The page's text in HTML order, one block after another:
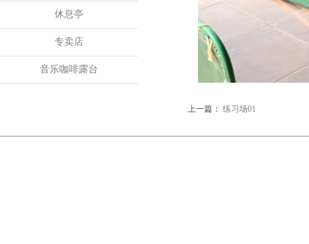
休息亭
专卖店
音乐咖啡露台
上一篇： 练习场01